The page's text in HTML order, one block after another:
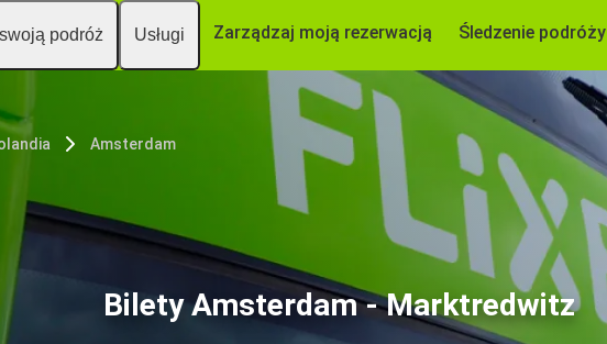
podróż Usługi Zarządzaj moją rezerwacją Śledzenie podróży
Amsterdam
Bilety Amsterdam - Marktredwitz